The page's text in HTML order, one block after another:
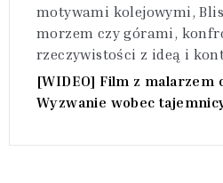
motywami kolejowymi,
morzem czy górami,
rzeczywistości z ideą i
[WIDEO] Film z malarzem
Wyzwanie wobec